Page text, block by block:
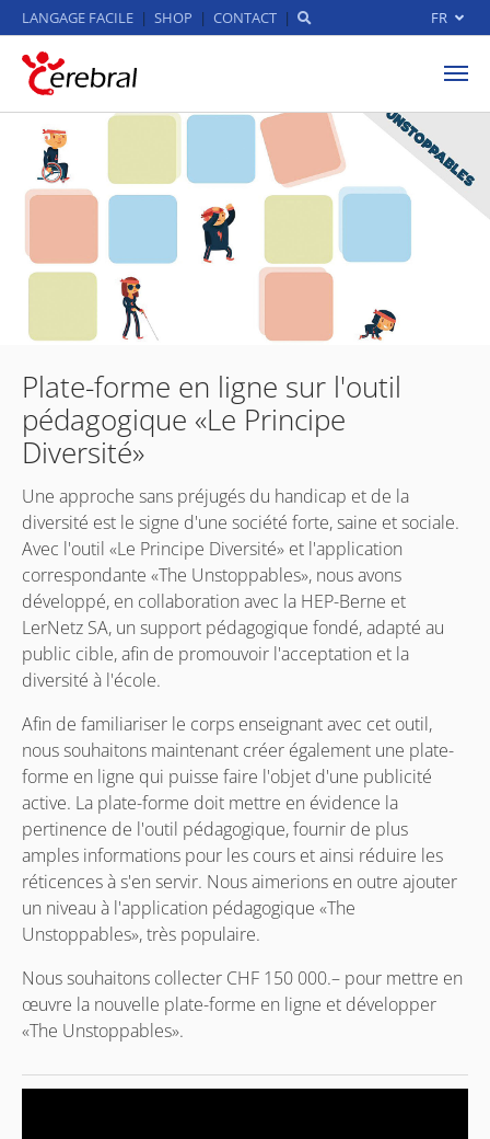
Aller au contenu principal
LANGAGE FACILE SHOP CONTACT FR
Plate-forme en ligne sur l'outil
pédagogique «Le Principe
Diversité»
Une approche sans préjugés du handicap et de la
diversité est le signe d'une société forte, saine et sociale.
Avec l'outil «Le Principe Diversité» et l'application
correspondante «The Unstoppables», nous avons
développé, en collaboration avec la HEP-Berne et
LerNetz SA, un support pédagogique fondé, adapté au
public cible, afin de promouvoir l'acceptation et la
diversité à l'école.
Afin de familiariser le corps enseignant avec cet outil,
nous souhaitons maintenant créer également une plate-
forme en ligne qui puisse faire l'objet d'une publicité
active. La plate-forme doit mettre en évidence la
pertinence de l'outil pédagogique, fournir de plus
amples informations pour les cours et ainsi réduire les
réticences à s'en servir. Nous aimerions en outre ajouter
un niveau à l'application pédagogique «The
Unstoppables», très populaire.
Nous souhaitons collecter CHF 150 000.– pour mettre en
œuvre la nouvelle plate-forme en ligne et développer
«The Unstoppables».